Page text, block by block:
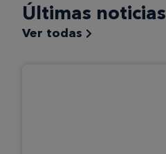
Últimas noticias
Ver todas